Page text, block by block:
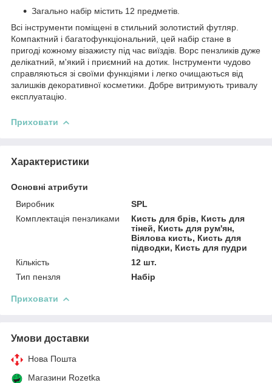
Загально набір містить 12 предметів.
Всі інструменти поміщені в стильний золотистий футляр.
Компактний і багатофункціональний, цей набір стане в
пригоді кожному візажисту під час виїздів. Ворс пензликів дуже
делікатний, м'який і приємний на дотик. Інструменти чудово
справляються зі своїми функціями і легко очищаються від
залишків декоративної косметики. Добре витримують тривалу
експлуатацію.
Приховати
Характеристики
Основні атрибути
Виробник
SPL
Комплектація пензликами
Кисть для брів, Кисть для
тіней, Кисть для рум'ян,
Віялова кисть, Кисть для
підводки, Кисть для пудри
Кількість
12 шт.
Тип пензля
Набір
Приховати
Умови доставки
Нова Пошта
Магазини Rozetka